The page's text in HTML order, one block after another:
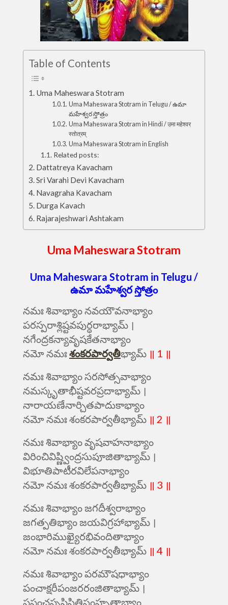
Table of Contents
Uma Maheswara Stotram
Uma Maheswara Stotram in Telugu / ఉమా
మహేశ్వర స్తోత్రం
Uma Maheswara Stotram in Hindi / उमा महेश्वर
स्तोत्रम्
Uma Maheswara Stotram in English
Related posts:
Dattatreya Kavacham
Sri Varahi Devi Kavacham
Navagraha Kavacham
Durga Kavach
Rajarajeshwari Ashtakam
Uma Maheswara Stotram
Uma Maheswara Stotram in Telugu /
ఉమా మహేశ్వర స్తోత్రం
నమః శివాభ్యాం నవయౌవనాభ్యాం
పరస్పరాశ్లిష్టవపుర్ధరాభ్యామ్ ।
నగేంద్రకన్యావృషకేతనాభ్యాం
నమో నమఃశంకరపార్వతీభ్యామ్ ॥ 1 ॥
నమః శివాభ్యాం సరసోత్సవాభ్యాం
నమస్కృతాభీష్టవరప్రదాభ్యామ్ ।
నారాయణేనార్చితపాదుకాభ్యాం
నమో నమః శంకరపార్వతీభ్యామ్ ॥ 2 ॥
నమః శివాభ్యాం వృషవాహనాభ్యాం
విరించివిష్ణ్వింద్రసుపూజితాభ్యామ్ ।
విభూతిపాటీరవిలేపనాభ్యాం
నమో నమః శంకరపార్వతీభ్యామ్ ॥ 3 ॥
నమః శివాభ్యాం జగదీశ్వరాభ్యాం
జగత్పతిభ్యాం జయవిగ్రహాభ్యామ్ ।
జంభారిముఖ్యైరభివందితాభ్యాం
నమో నమః శంకరపార్వతీభ్యామ్ ॥ 4 ॥
నమః శివాభ్యాం పరమౌషధాభ్యాం
పంచాక్షరీపంజరరంజితాభ్యామ్ ।
ప్రపంచసృష్టిస్థితిసంహృతాభ్యాం